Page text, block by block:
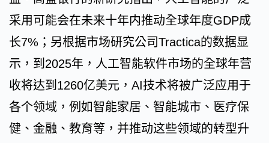
采用可能会在未来十年内推动全球年度GDP成
长7%；另根据市场研究公司Tractica的数据显
示，到2025年，人工智能软件市场的全球年营
收将达到1260亿美元，AI技术将被广泛应用于
各个领域，例如智能家居、智能城市、医疗保
健、金融、教育等，并推动这些领域的转型升